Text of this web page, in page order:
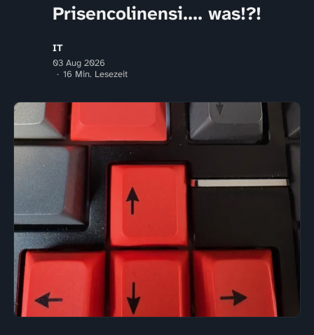
Prisencolinensi.... was!?!
IT
03 Aug 2026
16 Min. Lesezeit